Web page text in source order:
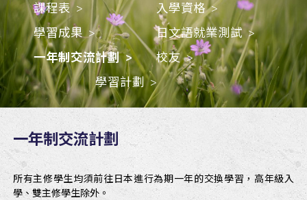
課程表
入學資格
學習成果
日文語就業測試
一年制交流計劃
校友
學習計劃
一年制交流計劃
所有主修學生均須前往日本進行為期一年的交換學習，高年級入
學、雙主修學生除外。